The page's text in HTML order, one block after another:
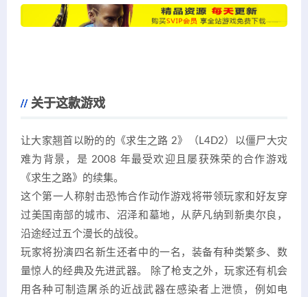
关于这款游戏
让大家翘首以盼的的《求生之路 2》（L4D2）以僵尸大灾
难为背景，是 2008 年最受欢迎且屡获殊荣的合作游戏
《求生之路》的续集。
这个第一人称射击恐怖合作动作游戏将带领玩家和好友穿
过美国南部的城市、沼泽和墓地，从萨凡纳到新奥尔良，
沿途经过五个漫长的战役。
玩家将扮演四名新生还者中的一名，装备有种类繁多、数
量惊人的经典及先进武器。 除了枪支之外，玩家还有机会
用各种可制造屠杀的近战武器在感染者上泄愤，例如电